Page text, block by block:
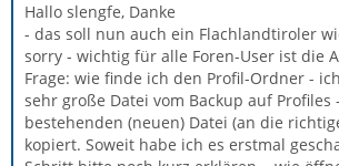
Hallo slengfe, Danke
- das soll nun auch ein Flachlandtiroler
sorry - wichtig für alle Foren-User ist die
Frage: wie finde ich den Profil-Ordner -
sehr große Datei vom Backup auf
bestehenden (neuen) Datei (an die
kopiert. Soweit habe ich es erstmal